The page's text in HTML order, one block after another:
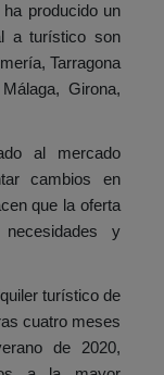
producido un
a turístico son
Tarragona
Girona,
al mercado
cambios en
que la oferta
y
turístico de
cuatro meses
de 2020,